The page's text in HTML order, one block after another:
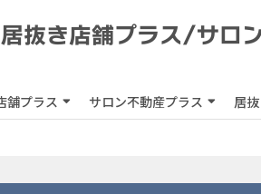
舗プラス サロン不動産プラス 居